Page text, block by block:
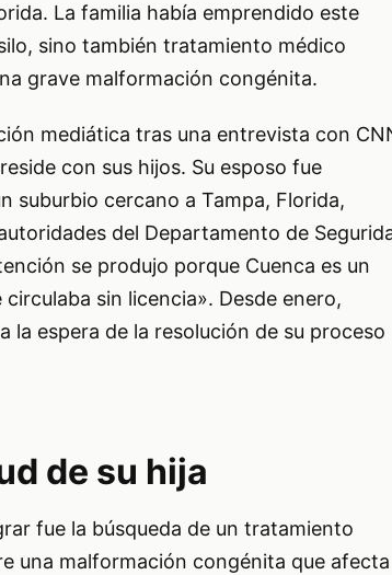
La familia había emprendido este
sino también tratamiento médico
grave malformación congénita.
mediática tras una entrevista con
con sus hijos. Su esposo fue
suburbio cercano a Tampa, Florida,
del Departamento de
se produjo porque Cuenca es un
sin licencia». Desde enero,
la espera de la resolución de su proceso
de su hija
fue la búsqueda de un tratamiento
una malformación congénita que afecta